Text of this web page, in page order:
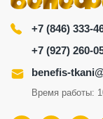
+7 (846) 333-
+7 (927) 260-
benefis-
Время работы: